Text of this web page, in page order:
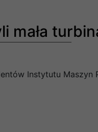
mała
Instytutu Maszyn